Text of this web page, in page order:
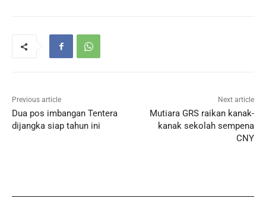
Previous article
Dua pos imbangan Tentera
dijangka siap tahun ini
Next article
Mutiara GRS raikan kanak-
kanak sekolah sempena
CNY